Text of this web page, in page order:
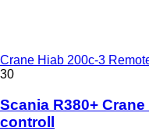
Crane Hiab 200c-3
30
Scania R380+
controll